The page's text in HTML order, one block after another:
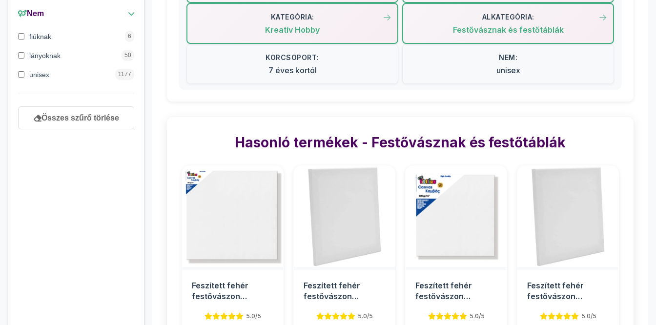
6 éves kortól 428
Nem
fiúknak 6
lányoknak 50
unisex 1177
Összes szűrő törlése
KATEGÓRIA:
Kreatív Hobby
ALKATEGÓRIA:
Festővásznak és festőtáblák
KORCSOPORT:
7 éves kortól
NEM:
unisex
Hasonló termékek - Festővásznak és festőtáblák
Feszített fehér
festővászon
5.0/5
Feszített fehér
festővászon
5.0/5
Feszített fehér
festővászon
5.0/5
Feszített fehér
festővászon
5.0/5